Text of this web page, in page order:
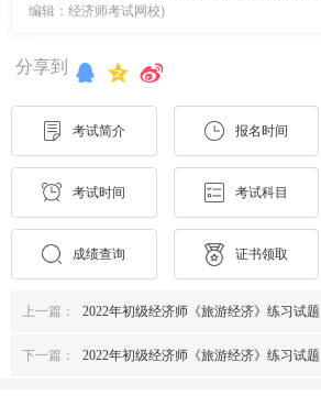
编辑：经济师考试网校)
分享到
考试简介 报名时间
考试时间 考试科目
成绩查询 证书领取
上一篇： 2022年初级经济师《旅游经济》练习试
下一篇： 2022年初级经济师《旅游经济》练习试